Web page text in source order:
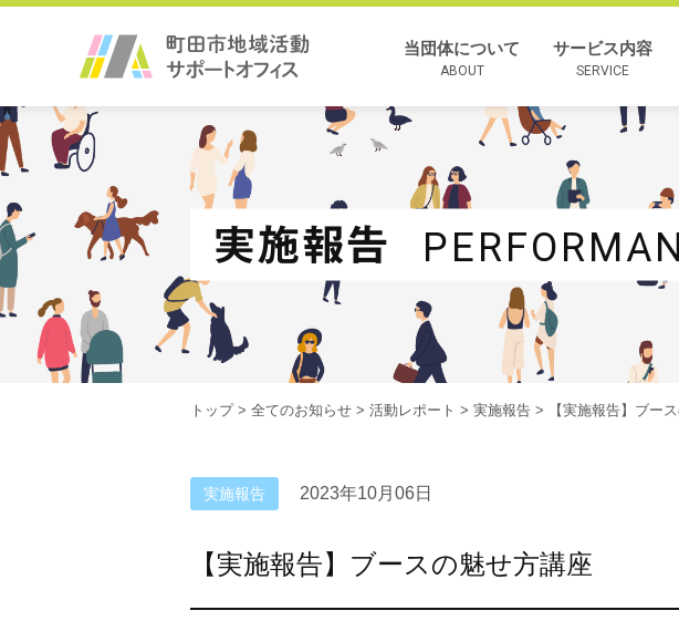
当団体について
ABOUT
サービス内容
SERVICE
実施報告
トップ> 全てのお知らせ > 活動レポート > 実施報告 > 【実施報告】ブー
実施報告 2023年10月06日
【実施報告】ブースの魅せ方講座